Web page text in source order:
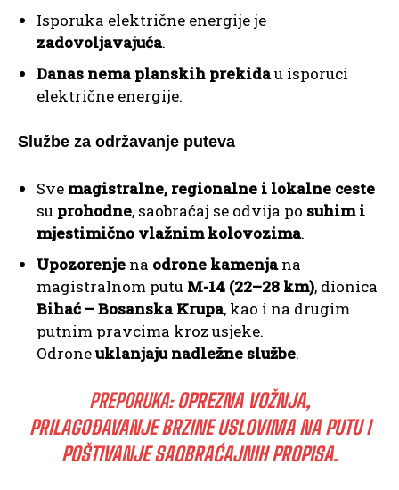
Isporuka električne energije je
zadovoljavajuća.
Danas nema planskih prekidau isporuci
električne energije.
Službe za održavanje puteva
Sve magistralne, regionalne i lokalne ceste
su prohodne, saobraćaj se odvija po suhim i
mjestimično vlažnim kolovozima.
Upozorenje na odrone kamenjana
magistralnom putu M-14 (22–28 km), dionica
Bihać – Bosanska Krupa, kao i na drugim
putnim pravcima kroz usjeke.
Odroneuklanjaju nadležne službe.
PREPORUKA:OPREZNA VOŽNJA,
PRILAGOĐAVANJE BRZINE USLOVIMA NA PUTU I
POŠTIVANJE SAOBRAĆAJNIH PROPISA.